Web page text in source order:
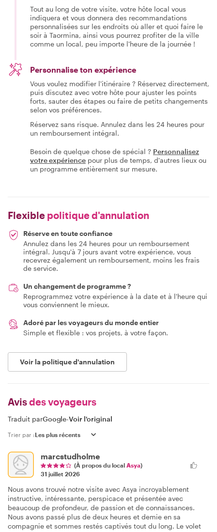
Tout au long de votre visite, votre hôte local vous
indiquera et vous donnera des recommandations
personnalisées sur les endroits où aller et quoi faire le
soir à Taormina, ainsi vous pourrez profiter de la ville
comme un local, peu importe l'heure de la journée !
Personnalise ton expérience
Vous voulez modifier l'itinéraire ? Réservez directement,
puis discutez avec votre hôte pour ajuster les points
forts, sauter des étapes ou faire de petits changements
selon vos préférences.
Réservez sans risque. Annulez dans les 24 heures pour
un remboursement intégral.
Besoin de quelque chose de spécial ? Personnalisez
votre expérience pour plus de temps, d'autres lieux ou
un programme entièrement sur mesure.
Flexible politique d'annulation
Réserve en toute confiance
Annulez dans les 24 heures pour un remboursement
intégral. Jusqu'à 7 jours avant votre expérience, vous
recevrez également un remboursement, moins les frais
de service.
Un changement de programme ?
Reprogrammez votre expérience à la date et à l'heure qui
vous conviennent le mieux.
Adoré par les voyageurs du monde entier
Simple et flexible : vos projets, à votre façon.
Voir la politique d'annulation
Avisdes voyageurs
Traduit parGoogle-Voir l'original
Trier par :
marcstudholme
(À propos du local Asya)
31 juillet 2026
Nous avons trouvé notre visite avec Asya incroyablement
instructive, intéressante, perspicace et présentée avec
beaucoup de profondeur, de passion et de connaissances.
Nous avons passé plus de deux heures et demie en sa
compagnie et sommes restés captivés tout du long. Le volet